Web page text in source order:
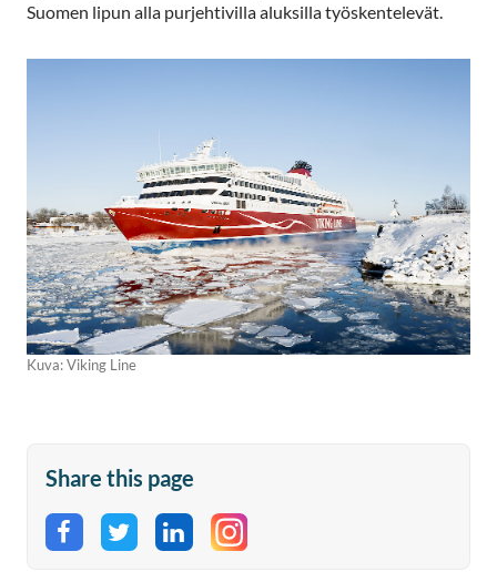
Suomen lipun alla purjehtivilla aluksilla työskentelevät.
Kuva: Viking Line
Share this page
Share on Facebook
Share on Twitter
Share on LinkedIn